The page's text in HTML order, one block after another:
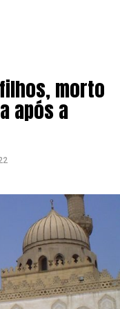
morto
após a